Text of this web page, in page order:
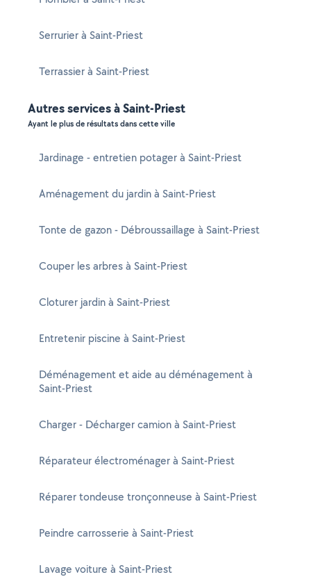
Serrurier à Saint-Priest
Terrassier à Saint-Priest
Autres services à Saint-Priest
Ayant le plus de résultats dans cette ville
Jardinage - entretien potager à Saint-Priest
Aménagement du jardin à Saint-Priest
Tonte de gazon - Débroussaillage à Saint-Priest
Couper les arbres à Saint-Priest
Cloturer jardin à Saint-Priest
Entretenir piscine à Saint-Priest
Déménagement et aide au déménagement à
Saint-Priest
Charger - Décharger camion à Saint-Priest
Réparateur électroménager à Saint-Priest
Réparer tondeuse tronçonneuse à Saint-Priest
Peindre carrosserie à Saint-Priest
Lavage voiture à Saint-Priest